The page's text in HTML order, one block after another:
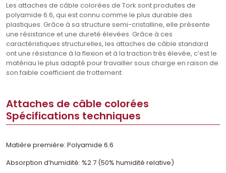
Les attaches de câble colorées de Tork sont produites de
polyamide 6.6, qui est connu comme le plus durable des
plastiques. Grâce à sa structure semi-cristalline, elle présente
une résistance et une dureté élevées. Grâce à ces
caractéristiques structurelles, les attaches de câble standard
ont une résistance à la flexion et à la traction très élevée, c’est le
matériau le plus adapté pour travailler sous charge en raison de
son faible coefficient de frottement.
Attaches de câble colorées
Spécifications techniques
Matière première: Polyamide 6.6
Absorption d’humidité: %2.7 (50% humidité relative)